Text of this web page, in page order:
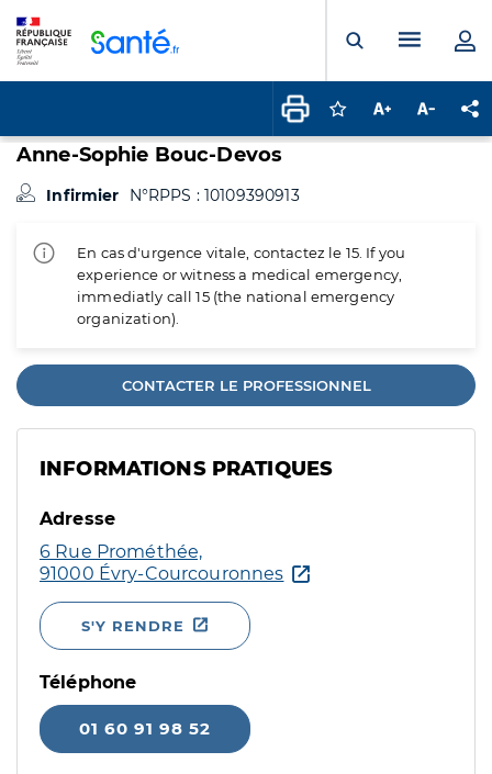
Ouvrir laMenu
Connectez-vous
Augmenter la
Anne-Sophie Bouc-Devos
Infirmier N°RPPS : 10109390913
En cas d'urgence vitale, contactez le 15. If you
experience or witness a medical emergency,
immediatly call 15 (the national emergency
organization).
CONTACTER LE PROFESSIONNEL
INFORMATIONS PRATIQUES
Adresse
6 Rue Prométhée,
91000 Évry-Courcouronnes
S'Y RENDRE
Téléphone
01 60 91 98 52